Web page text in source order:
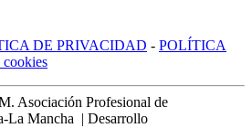
DE PRIVACIDAD - POLÍTICA
cookies
Asociación Profesional de
La Mancha | Desarrollo